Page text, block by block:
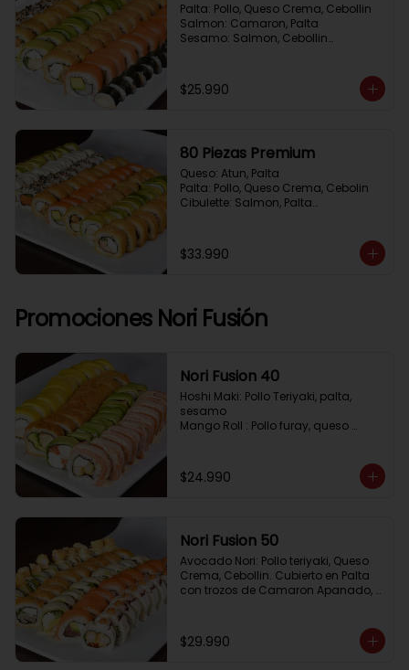
Palta: Pollo, Queso Crema, Cebollin
Salmon: Camaron, Palta
Sesamo: Salmon, Cebollin
Pimenton, Queso Crema
Hosomaki: Pollo Teriyaki
$25.990
80 Piezas Premium
Queso: Atun, Palta
Palta: Pollo, Queso Crema, Cebolin
Cibulette: Salmon, Palta
Frito 1: Champiñon Tempura,
Pimenton, Queso Crema
Cebollin
$33.990
Promociones Nori Fusión
Nori Fusion 40
Hoshi Maki: Pollo Teriyaki, palta,
sesamo
Mango Roll : Pollo furay, queso
Avocado Oriental: Salmon,
Kanikama, Queso crema, cubierto
Salmon, bañado en salsa
Acevichada
$24.990
Nori Fusion 50
Avocado Nori: Pollo teriyaki, Queso
Crema, Cebollin. Cubierto en Palta
con trozos de Camaron Apanado,
Palta, cubierto en Salmon
Shirosakana Oriental: Pescado
$29.990